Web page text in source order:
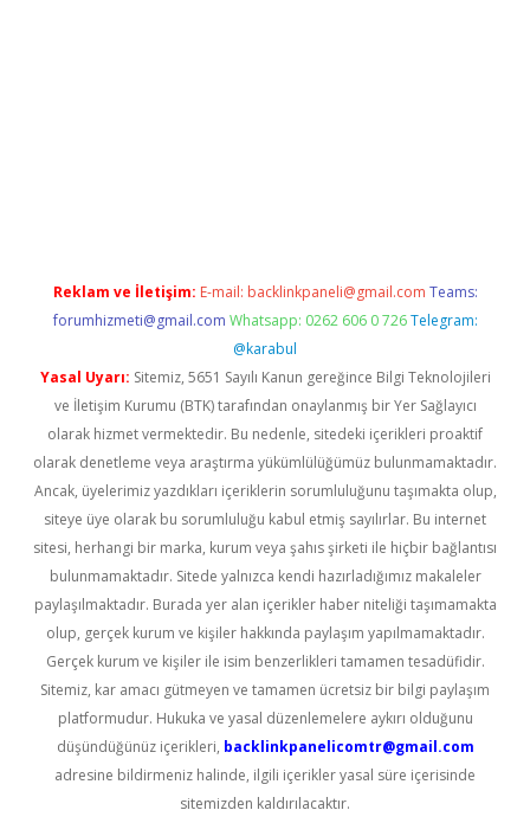
Reklam ve İletişim: E-mail: backlinkpaneli@gmail.com Teams:
forumhizmeti@gmail.com Whatsapp: 0262 606 0 726 Telegram:
@karabul
Yasal Uyarı: Sitemiz, 5651 Sayılı Kanun gereğince Bilgi Teknolojileri
ve İletişim Kurumu (BTK) tarafından onaylanmış bir Yer Sağlayıcı
olarak hizmet vermektedir. Bu nedenle, sitedeki içerikleri proaktif
olarak denetleme veya araştırma yükümlülüğümüz bulunmamaktadır.
Ancak, üyelerimiz yazdıkları içeriklerin sorumluluğunu taşımakta olup,
siteye üye olarak bu sorumluluğu kabul etmiş sayılırlar. Bu internet
sitesi, herhangi bir marka, kurum veya şahıs şirketi ile hiçbir bağlantısı
bulunmamaktadır. Sitede yalnızca kendi hazırladığımız makaleler
paylaşılmaktadır. Burada yer alan içerikler haber niteliği taşımamakta
olup, gerçek kurum ve kişiler hakkında paylaşım yapılmamaktadır.
Gerçek kurum ve kişiler ile isim benzerlikleri tamamen tesadüfidir.
Sitemiz, kar amacı gütmeyen ve tamamen ücretsiz bir bilgi paylaşım
platformudur. Hukuka ve yasal düzenlemelere aykırı olduğunu
düşündüğünüz içerikleri, backlinkpanelicomtr@gmail.com
adresine bildirmeniz halinde, ilgili içerikler yasal süre içerisinde
sitemizden kaldırılacaktır.